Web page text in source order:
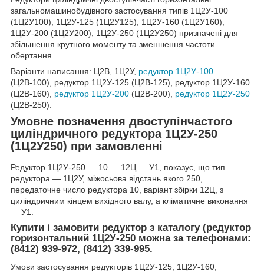
загальномашинобудівного застосування типів 1Ц2У-100
(1Ц2У100), 1Ц2У-125 (1Ц2У125), 1Ц2У-160 (1Ц2У160),
1Ц2У-200 (1Ц2У200), 1Ц2У-250 (1Ц2У250) призначені для
збільшення крутного моменту та зменшення частоти
обертання.
Варіанти написання: Ц2В, 1Ц2У, редуктор 1Ц2У-100
(Ц2В-100), редуктор 1Ц2У-125 (Ц2В-125), редуктор 1Ц2У-160
(Ц2В-160), редуктор 1Ц2У-200 (Ц2В-200), редуктор 1Ц2У-250
(Ц2В-250).
Умовне позначення двоступінчастого
циліндричного редуктора 1Ц2У-250
(1Ц2У250) при замовленні
Редуктор 1Ц2У-250 ― 10 ― 12Ц ― У1, показує, що тип
редуктора ― 1Ц2У, міжосьова відстань якого 250,
передаточне число редуктора 10, варіант збірки 12Ц, з
циліндричним кінцем вихідного валу, а кліматичне виконання
― У1.
Купити і замовити редуктор з каталогу (редуктор
горизонтальний 1Ц2У-250 можна за телефонами:
(8412) 939-972, (8412) 339-995.
Умови застосування редукторів 1Ц2У-125, 1Ц2У-160,